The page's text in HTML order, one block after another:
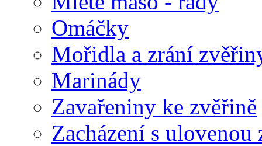
Omáčky
Mořidla a zrání
Marinády
Zavařeniny ke zvěřině
Zacházení s ulovenou